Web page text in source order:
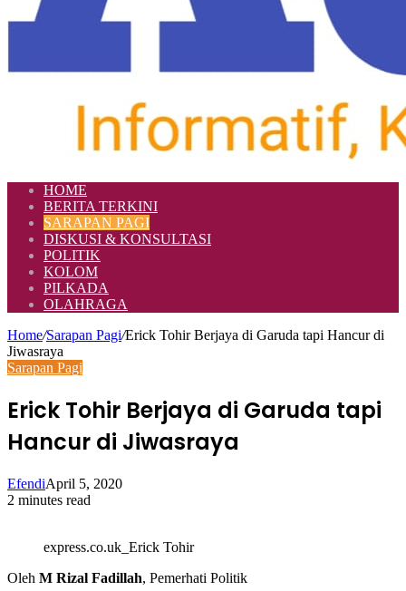
HOME
BERITA TERKINI
SARAPAN PAGI
DISKUSI & KONSULTASI
POLITIK
KOLOM
PILKADA
OLAHRAGA
Home/Sarapan Pagi/Erick Tohir Berjaya di Garuda tapi Hancur di
Jiwasraya
Sarapan Pagi
Erick Tohir Berjaya di Garuda tapi
Hancur di Jiwasraya
EfendiApril 5, 2020
2 minutes read
express.co.uk_Erick Tohir
Oleh M Rizal Fadillah, Pemerhati Politik